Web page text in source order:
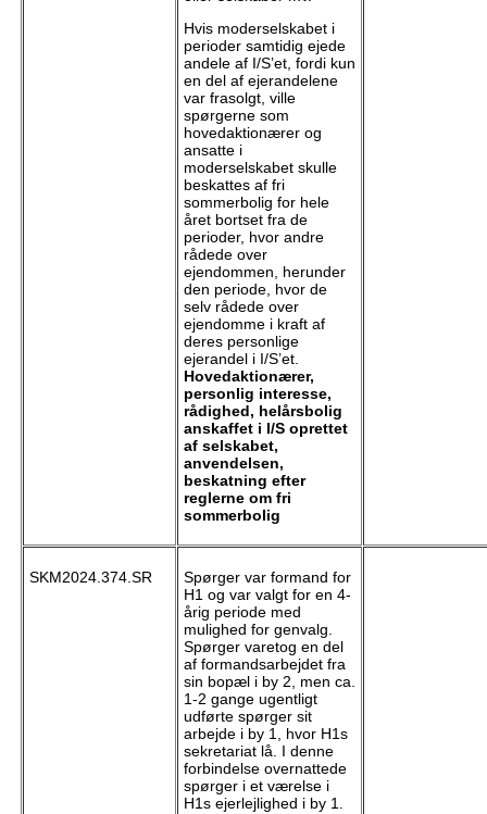
Hvis moderselskabet i
perioder samtidig ejede
andele af I/S’et, fordi kun
en del af ejerandelene
var frasolgt, ville
spørgerne som
hovedaktionærer og
ansatte i
moderselskabet skulle
beskattes af fri
sommerbolig for hele
året bortset fra de
perioder, hvor andre
rådede over
ejendommen, herunder
den periode, hvor de
selv rådede over
ejendomme i kraft af
deres personlige
ejerandel i I/S’et.
Hovedaktionærer,
personlig interesse,
rådighed, helårsbolig
anskaffet i I/S oprettet
af selskabet,
anvendelsen,
beskatning efter
reglerne om fri
sommerbolig
SKM2024.374.SR
Spørger var formand for
H1 og var valgt for en 4-
årig periode med
mulighed for genvalg.
Spørger varetog en del
af formandsarbejdet fra
sin bopæl i by 2, men ca.
1-2 gange ugentligt
udførte spørger sit
arbejde i by 1, hvor H1s
sekretariat lå. I denne
forbindelse overnattede
spørger i et værelse i
H1s ejerlejlighed i by 1.